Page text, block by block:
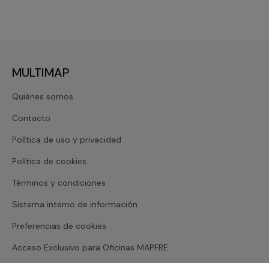
MULTIMAP
Quiénes somos
Contacto
Política de uso y privacidad
Política de cookies
Términos y condiciones
Sistema interno de información
Preferencias de cookies
Acceso Exclusivo para Oficinas MAPFRE